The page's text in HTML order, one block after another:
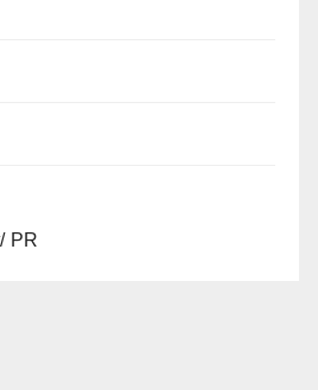
PR